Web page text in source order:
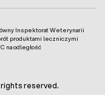
Inspektorat Weterynarii
produktami leczniczymi
na odległość
reserved.